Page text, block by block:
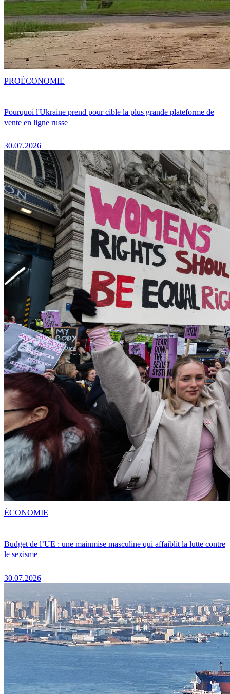
Pourquoi l'Ukraine prend pour cible la plus grande plateforme de
vente en ligne russe
30.07.2026
PROÉCONOMIE
Budget de l’UE : une mainmise masculine qui affaiblit la lutte contre
le sexisme
30.07.2026
ÉCONOMIE